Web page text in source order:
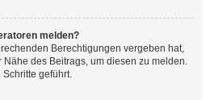
melden?
Berechtigungen vergeben hat,
des Beitrags, um diesen zu melden.
geführt.